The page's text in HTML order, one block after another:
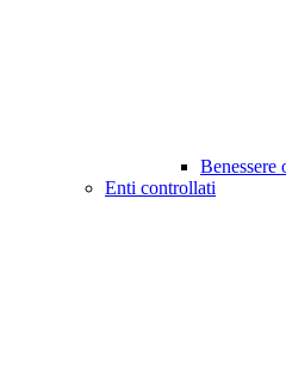
Benessere
Enti controllati